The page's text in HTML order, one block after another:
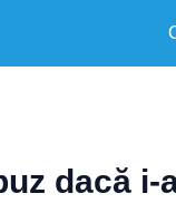
dacă